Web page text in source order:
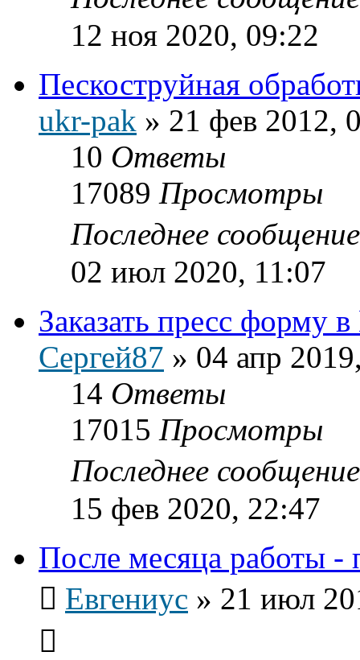
12 ноя 2020, 09:22
Пескоструйная
ukr-pak » 21 фев 2012,
10 Ответы
17089 Просмотры
Последнее
02 июл 2020, 11:07
Заказать пресс форму
Сергей87 » 04 апр
14 Ответы
17015 Просмотры
Последнее
15 фев 2020, 22:47
После месяца работы -
Евгениус » 21 июл